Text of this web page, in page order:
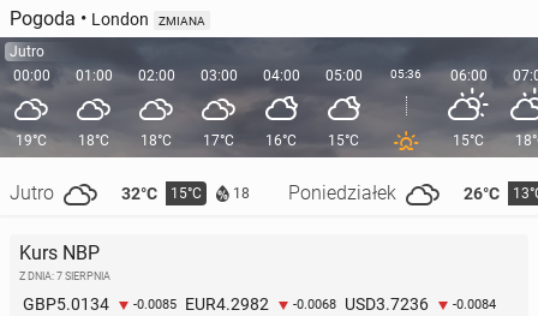
Pogoda • London ZMIANA
Jutro
00:00
19°C
Jutro 32°C 15°C 18 Poniedziałek 26°C
01:00
18°C
02:00
18°C
03:00
17°C
04:00
16°C
05:00
15°C
05:36 06:00
15°C
Kurs NBP
Z DNIA: 7 SIERPNIA
GBP5.0134 -0.0085 EUR4.2982 -0.0068 USD3.7236 -0.0084